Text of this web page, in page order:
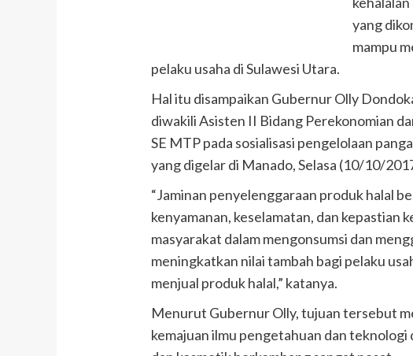
yang
mampu
pelaku usaha di Sulawesi Utara.
Hal itu disampaikan Gubernur Olly
diwakili Asisten II Bidang Perekonomian
SE MTP pada sosialisasi pengelolaan
yang digelar di Manado, Selasa (10/10/
“Jaminan penyelenggaraan produk halal
kenyamanan, keselamatan, dan kepastian
masyarakat dalam mengonsumsi dan
meningkatkan nilai tambah bagi pelaku
menjual produk halal,” katanya.
Menurut Gubernur Olly, tujuan tersebut
kemajuan ilmu pengetahuan dan